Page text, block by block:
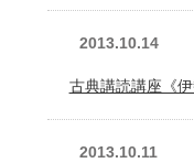
2013.10.14
古典講読講座《
2013.10.11